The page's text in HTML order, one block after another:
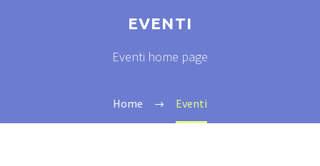
EVENTI
Eventi home page
Home Eventi